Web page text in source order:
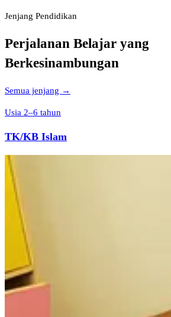
Jenjang Pendidikan
Perjalanan Belajar yang
Berkesinambungan
Semua jenjang →
Usia 2–6 tahun
TK/KB Islam